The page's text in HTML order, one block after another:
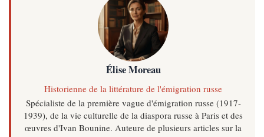
Élise Moreau
Historienne de la littérature de l'émigration russe
Spécialiste de la première vague d'émigration russe (1917-
1939), de la vie culturelle de la diaspora russe à Paris et des
œuvres d'Ivan Bounine. Auteure de plusieurs articles sur la